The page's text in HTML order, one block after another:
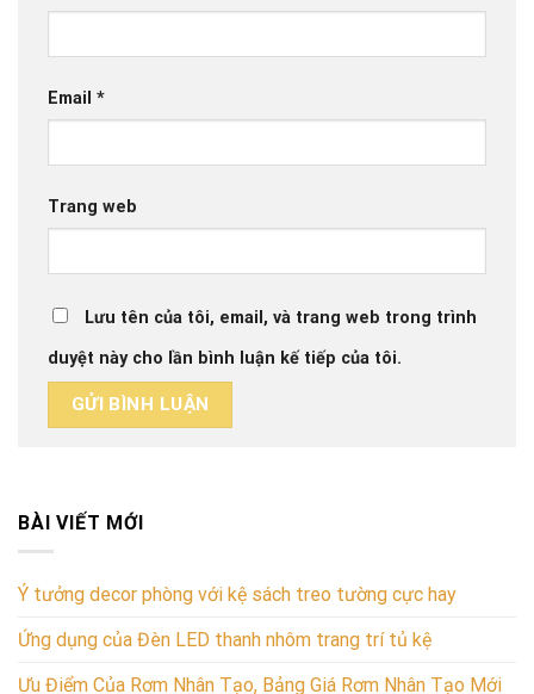
Email *
Trang web
Lưu tên của tôi, email, và trang web trong trình
duyệt này cho lần bình luận kế tiếp của tôi.
BÀI VIẾT MỚI
Ý tưởng decor phòng với kệ sách treo tường cực hay
Ứng dụng của Đèn LED thanh nhôm trang trí tủ kệ
Ưu Điểm Của Rơm Nhân Tạo, Bảng Giá Rơm Nhân Tạo Mới